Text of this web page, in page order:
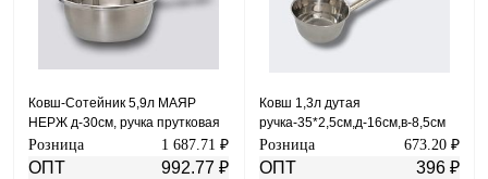
Ковш-Сотейник 5,9л МАЯР
НЕРЖ д-30см, ручка прутковая
(силикон) 17см УК-2438
Розница 1 687.71 ₽
ОПТ 992.77 ₽
Ковш 1,3л дутая
ручка-35*2,5см,д-16см,в-8,5см
МАЯР НЕРЖ зерк.полировка
YK-19-16
Розница 673.20 ₽
ОПТ 396 ₽